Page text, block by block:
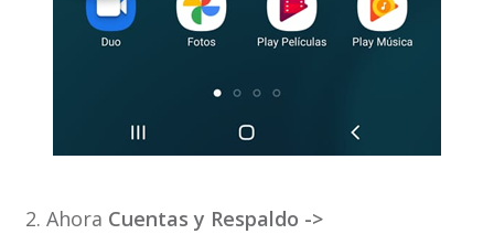
2. Ahora Cuentas y Respaldo ->